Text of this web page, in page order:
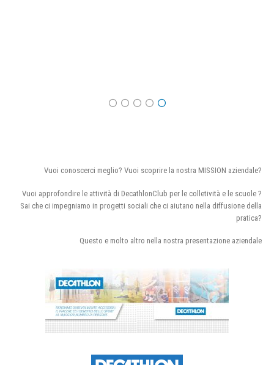
Vuoi conoscerci meglio? Vuoi scoprire la nostra MISSION aziendale?
Vuoi approfondire le attività di DecathlonClub per le colletività e le scuole ?
Sai che ci impegniamo in progetti sociali che ci aiutano nella diffusione della
pratica?
Questo e molto altro nella nostra presentazione aziendale